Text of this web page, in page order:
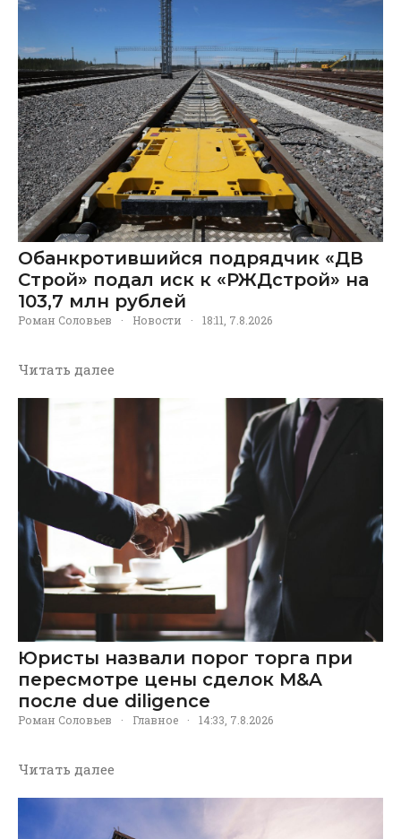
Обанкротившийся подрядчик «ДВ
Строй» подал иск к «РЖДстрой» на
103,7 млн рублей
Роман Соловьев · Новости · 18:11, 7.8.2026
Читать далее
Юристы назвали порог торга при
пересмотре цены сделок M&A
после due diligence
Роман Соловьев · Главное · 14:33, 7.8.2026
Читать далее